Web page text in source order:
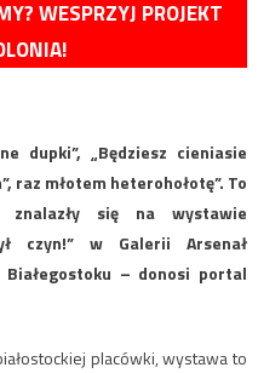
WESPRZYJ PROJEKT
dupki”, „Będziesz cieniasie
raz młotem heterohołotę”. To
się na wystawie
czyn!” w Galerii Arsenał
– donosi portal
placówki, wystawa to